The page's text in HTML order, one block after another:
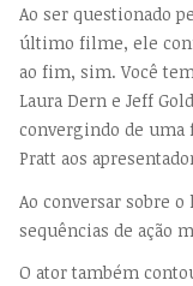
Ao ser questionado
último filme, ele
ao fim, sim. Você
Laura Dern e Jeff
convergindo de uma
Pratt aos
Ao conversar sobre
sequências de ação
O ator também